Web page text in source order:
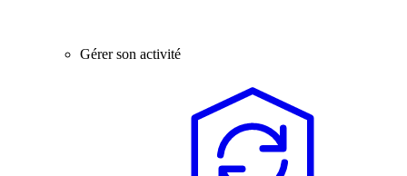
Gérer son activité